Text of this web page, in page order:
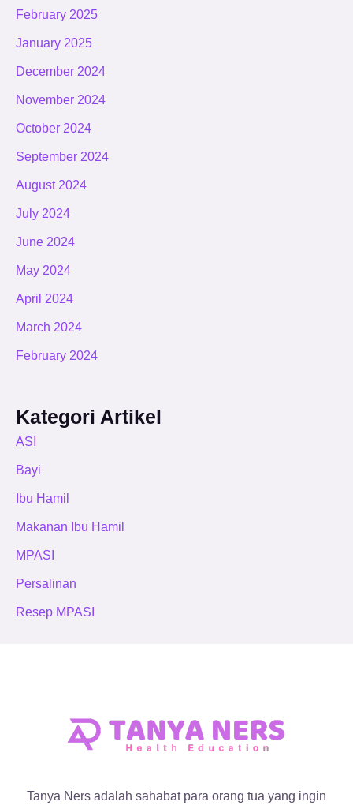
February 2025
January 2025
December 2024
November 2024
October 2024
September 2024
August 2024
July 2024
June 2024
May 2024
April 2024
March 2024
February 2024
Kategori Artikel
ASI
Bayi
Ibu Hamil
Makanan Ibu Hamil
MPASI
Persalinan
Resep MPASI
Tanya Ners adalah sahabat para orang tua yang ingin